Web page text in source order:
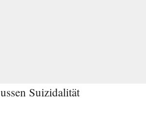
Suizidalität